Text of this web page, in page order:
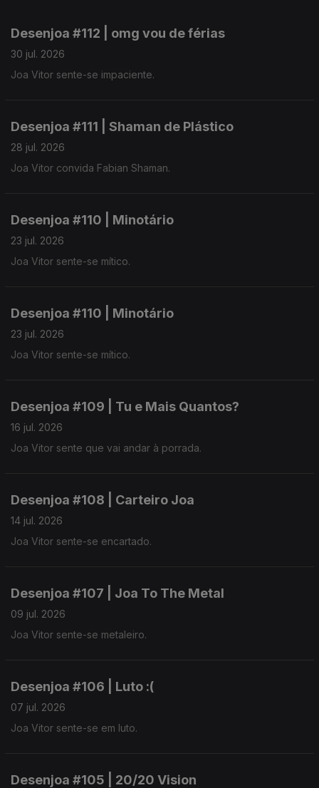
Desenjoa #112 | omg vou de férias
30 jul. 2026
Joa Vitor sente-se impaciente.
Desenjoa #111 | Shaman de Plástico
28 jul. 2026
Joa Vitor convida Fabian Shaman.
Desenjoa #110 | Minotário
23 jul. 2026
Joa Vitor sente-se mítico.
Desenjoa #110 | Minotário
23 jul. 2026
Joa Vitor sente-se mítico.
Desenjoa #109 | Tu e Mais Quantos?
16 jul. 2026
Joa Vitor sente que vai andar à porrada.
Desenjoa #108 | Carteiro Joa
14 jul. 2026
Joa Vitor sente-se encartado.
Desenjoa #107 | Joa To The Metal
09 jul. 2026
Joa Vitor sente-se metaleiro.
Desenjoa #106 | Luto :(
07 jul. 2026
Joa Vitor sente-se em luto.
Desenjoa #105 | 20/20 Vision